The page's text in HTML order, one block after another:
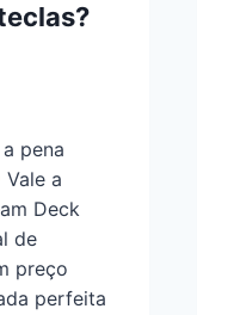
pena
Vale a
Deck
de
preço
perfeita